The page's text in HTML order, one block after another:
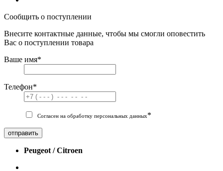
Сообщить о поступлении
Внесите контактные данные, чтобы мы смогли оповестить
Вас о поступлении товара
Ваше имя*
Телефон*
Согласен на обработку персональных данных*
отправить
Peugeot / Citroen